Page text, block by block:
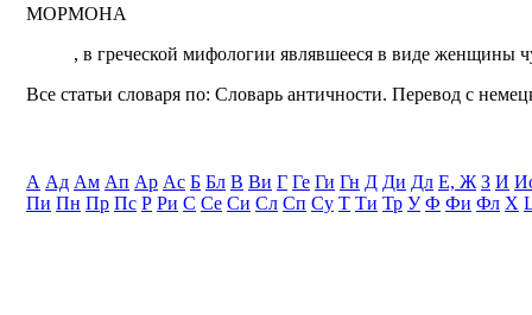
МОРМОНА
, в греческой мифологии являвшееся в виде женщины
Все статьи словаря по: Словарь античности. Перевод с
А Ад Ам Ап Ар Ас Б Бл В Ви Г Ге Ги Гн Д Ди Дл Е, Ж З И
Пи Пн Пр Пс Р Ри С Се Си Сл Сп Су Т Ти Тр У Ф Фи Фл Х